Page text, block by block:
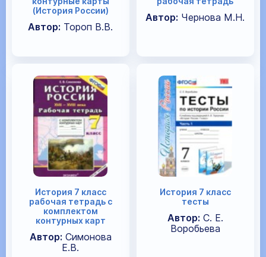
(История России)
Автор: Тороп В.В.
Автор: Чернова М.Н.
История 7 класс
рабочая тетрадь с
комплектом
контурных карт
Автор: Симонова
Е.В.
История 7 класс
тесты
Автор: С. Е.
Воробьева